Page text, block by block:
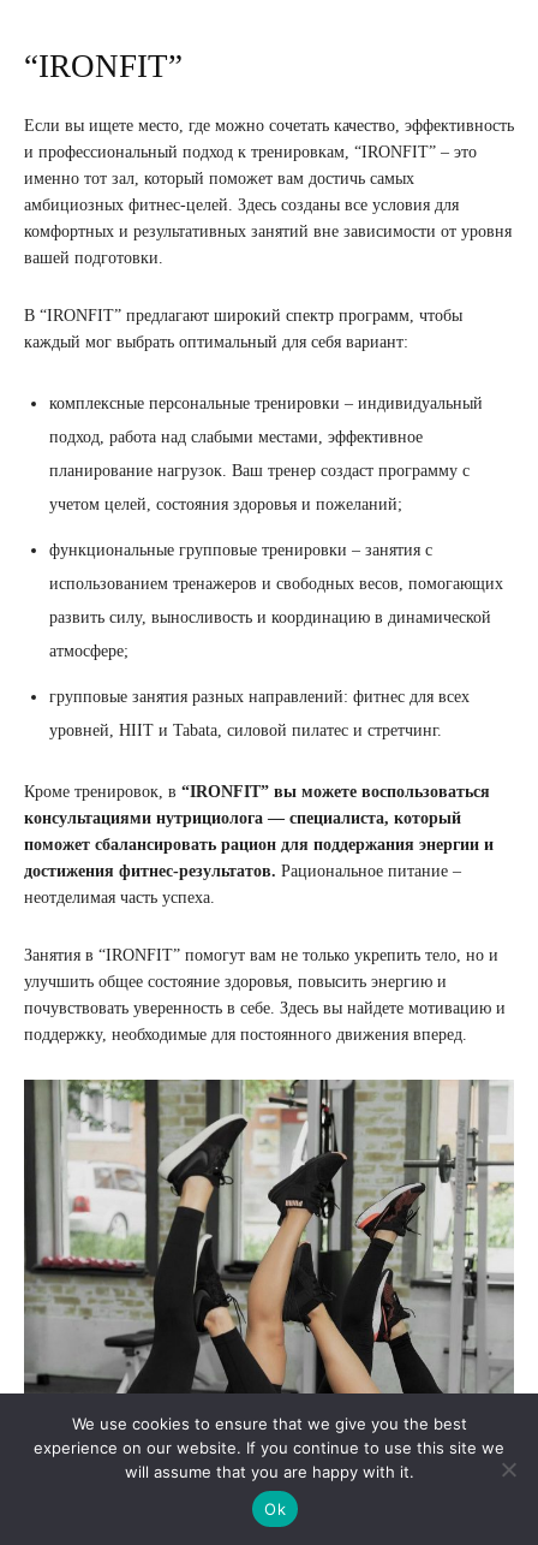
“IRONFIT”
Если вы ищете место, где можно сочетать качество, эффективность
и профессиональный подход к тренировкам, “IRONFIT” – это
именно тот зал, который поможет вам достичь самых
амбициозных фитнес-целей. Здесь созданы все условия для
комфортных и результативных занятий вне зависимости от уровня
вашей подготовки.
В “IRONFIT” предлагают широкий спектр программ, чтобы
каждый мог выбрать оптимальный для себя вариант:
комплексные персональные тренировки – индивидуальный
подход, работа над слабыми местами, эффективное
планирование нагрузок. Ваш тренер создаст программу с
учетом целей, состояния здоровья и пожеланий;
функциональные групповые тренировки – занятия с
использованием тренажеров и свободных весов, помогающих
развить силу, выносливость и координацию в динамической
атмосфере;
групповые занятия разных направлений: фитнес для всех
уровней, HIIT и Tabata, силовой пилатес и стретчинг.
Кроме тренировок, в “IRONFIT” вы можете воспользоваться
консультациями нутрициолога — специалиста, который
поможет сбалансировать рацион для поддержания энергии и
достижения фитнес-результатов. Рациональное питание –
неотделимая часть успеха.
Занятия в “IRONFIT” помогут вам не только укрепить тело, но и
улучшить общее состояние здоровья, повысить энергию и
почувствовать уверенность в себе. Здесь вы найдете мотивацию и
поддержку, необходимые для постоянного движения вперед.
We use cookies to ensure that we give you the best
experience on our website. If you continue to use this site we
will assume that you are happy with it.
Ok